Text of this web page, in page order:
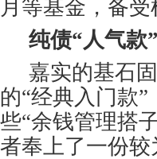
月等基金，备受
纯债“人气款
嘉实的基石
的“经典入门款
些“余钱管理搭
者奉上了一份较